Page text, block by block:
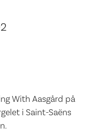
With Aasgård på
i Saint-Saëns